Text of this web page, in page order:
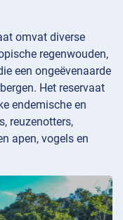
omvat diverse
regenwouden,
een ongeëvenaarde
Het reservaat
endemische en
reuzenotters,
apen, vogels en